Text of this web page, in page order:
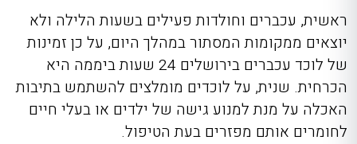
ראשית, עכברים וחולדות פעילים בשעות הלילה ולא
יוצאים ממקומות המסתור במהלך היום, על כן זמינות
של לוכד עכברים בירושלים 24 שעות ביממה היא
הכרחית. שנית, על לוכדים מומלצים להשתמש בתיבות
האכלה על מנת למנוע גישה של ילדים או בעלי חיים
לחומרים אותם מפזרים בעת הטיפול.